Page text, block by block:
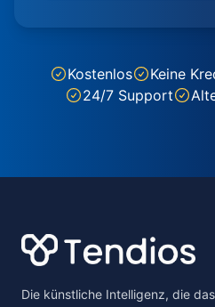
Kostenlos
Keine
24/7 Support
Die künstliche Intelligenz, die